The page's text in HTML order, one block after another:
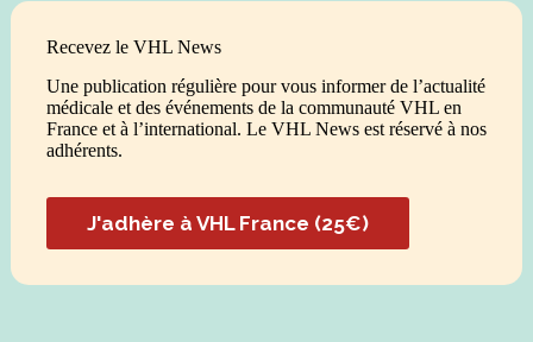
Recevez le VHL News
Une publication régulière pour vous informer de l’actualité
médicale et des événements de la communauté VHL en
France et à l’international. Le VHL News est réservé à nos
adhérents.
J'adhère à VHL France (25€)